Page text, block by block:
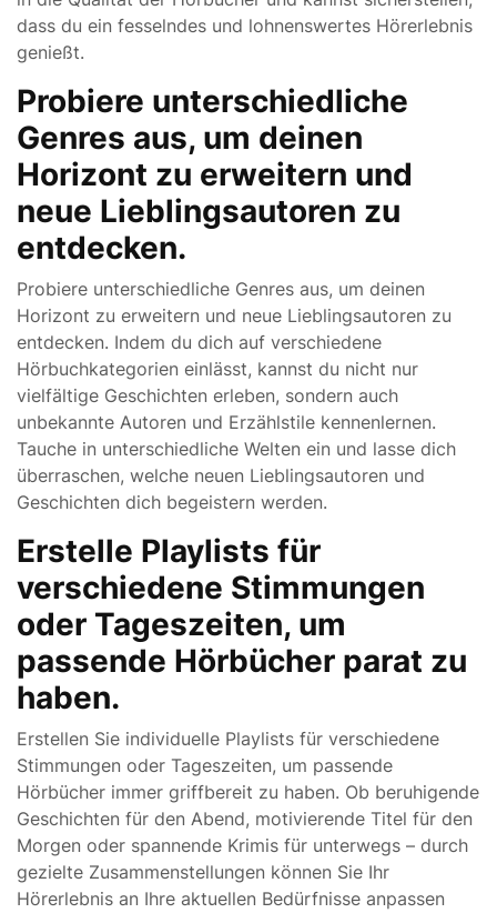
dass du ein fesselndes und lohnenswertes Hörerlebnis
genießt.
Probiere unterschiedliche
Genres aus, um deinen
Horizont zu erweitern und
neue Lieblingsautoren zu
entdecken.
Probiere unterschiedliche Genres aus, um deinen
Horizont zu erweitern und neue Lieblingsautoren zu
entdecken. Indem du dich auf verschiedene
Hörbuchkategorien einlässt, kannst du nicht nur
vielfältige Geschichten erleben, sondern auch
unbekannte Autoren und Erzählstile kennenlernen.
Tauche in unterschiedliche Welten ein und lasse dich
überraschen, welche neuen Lieblingsautoren und
Geschichten dich begeistern werden.
Erstelle Playlists für
verschiedene Stimmungen
oder Tageszeiten, um
passende Hörbücher parat zu
haben.
Erstellen Sie individuelle Playlists für verschiedene
Stimmungen oder Tageszeiten, um passende
Hörbücher immer griffbereit zu haben. Ob beruhigende
Geschichten für den Abend, motivierende Titel für den
Morgen oder spannende Krimis für unterwegs – durch
gezielte Zusammenstellungen können Sie Ihr
Hörerlebnis an Ihre aktuellen Bedürfnisse anpassen